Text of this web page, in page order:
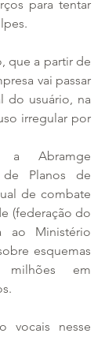
para tentar
que a partir de
vai passar
do usuário, na
irregular por
a Abramge
de Planos de
de combate
(federação do
ao Ministério
esquemas
milhões em
vocais nesse